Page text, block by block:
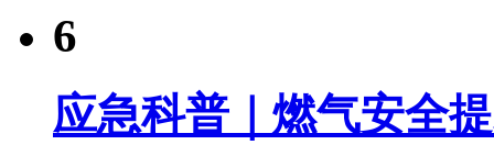
6
应急科普｜燃气安全